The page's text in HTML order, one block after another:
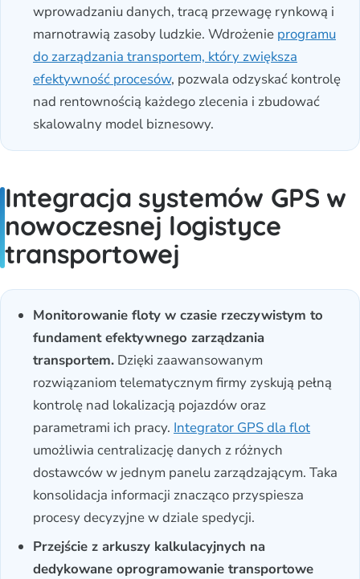
wprowadzaniu danych, tracą przewagę rynkową i
marnotrawią zasoby ludzkie. Wdrożenie programu
do zarządzania transportem, który zwiększa
efektywność procesów, pozwala odzyskać kontrolę
nad rentownością każdego zlecenia i zbudować
skalowalny model biznesowy.
Integracja systemów GPS w
nowoczesnej logistyce
transportowej
Monitorowanie floty w czasie rzeczywistym to
fundament efektywnego zarządzania
transportem. Dzięki zaawansowanym
rozwiązaniom telematycznym firmy zyskują pełną
kontrolę nad lokalizacją pojazdów oraz
parametrami ich pracy. Integrator GPS dla flot
umożliwia centralizację danych z różnych
dostawców w jednym panelu zarządzającym. Taka
konsolidacja informacji znacząco przyspiesza
procesy decyzyjne w dziale spedycji.
Przejście z arkuszy kalkulacyjnych na
dedykowane oprogramowanie transportowe